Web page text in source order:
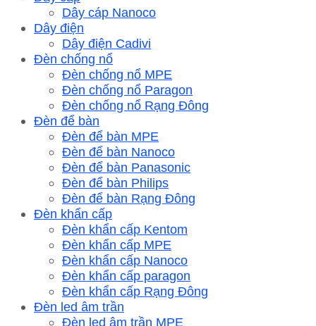
Dây cáp Nanoco
Dây điện
Dây điện Cadivi
Đèn chống nổ
Đèn chống nổ MPE
Đèn chống nổ Paragon
Đèn chống nổ Rạng Đông
Đèn để bàn
Đèn để bàn MPE
Đèn để bàn Nanoco
Đèn để bàn Panasonic
Đèn để bàn Philips
Đèn để bàn Rạng Đông
Đèn khẩn cấp
Đèn khẩn cấp Kentom
Đèn khẩn cấp MPE
Đèn khẩn cấp Nanoco
Đèn khẩn cấp paragon
Đèn khẩn cấp Rạng Đông
Đèn led âm trần
Đèn led âm trần MPE